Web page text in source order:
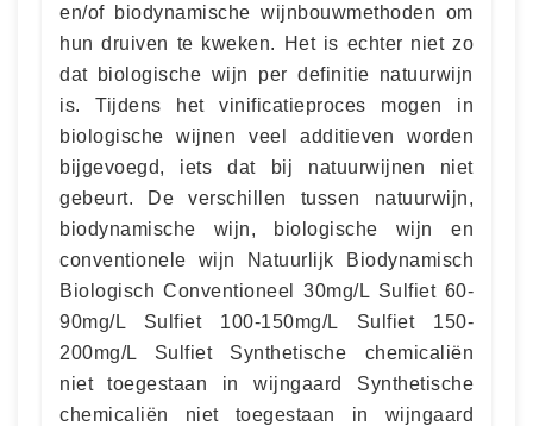
en/of biodynamische wijnbouwmethoden om
hun druiven te kweken. Het is echter niet zo
dat biologische wijn per definitie natuurwijn
is. Tijdens het vinificatieproces mogen in
biologische wijnen veel additieven worden
bijgevoegd, iets dat bij natuurwijnen niet
gebeurt. De verschillen tussen natuurwijn,
biodynamische wijn, biologische wijn en
conventionele wijn Natuurlijk Biodynamisch
Biologisch Conventioneel 30mg/L Sulfiet 60-
90mg/L Sulfiet 100-150mg/L Sulfiet 150-
200mg/L Sulfiet Synthetische chemicaliën
niet toegestaan in wijngaard Synthetische
chemicaliën niet toegestaan in wijngaard